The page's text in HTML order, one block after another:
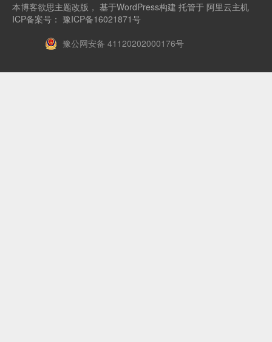
本博客欲思主题改版， 基于WordPress构建 托管于 阿里云主机
ICP备案号： 豫ICP备16021871号
豫公网安备 41120202000176号